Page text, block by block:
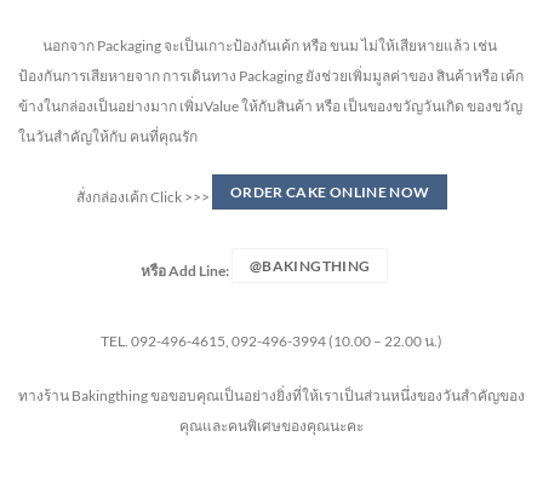
นอกจาก Packaging จะเป็นเกาะป้องกันเค้ก หรือ ขนม ไม่ให้เสียหายแล้ว เช่น
ป้องกันการเสียหายจาก การเดินทาง Packaging ยังช่วยเพิ่มมูลค่าของ สินค้าหรือ เค้ก
ข้างในกล่องเป็นอย่างมาก เพิ่มValue ให้กับสินค้า หรือ เป็นของขวัญวันเกิด ของขวัญ
ในวันสำคัญให้กับ คนที่คุณรัก
สั่งกล่องเค้ก Click >>> ORDER CAKE ONLINE NOW
หรือAdd Line: @BAKINGTHING
TEL. 092-496-4615, 092-496-3994 (10.00 – 22.00 น.)
ทางร้าน Bakingthing ขอขอบคุณเป็นอย่างยิ่งที่ให้เราเป็นส่วนหนึ่งของวันสำคัญของ
คุณและคนพิเศษของคุณนะคะ